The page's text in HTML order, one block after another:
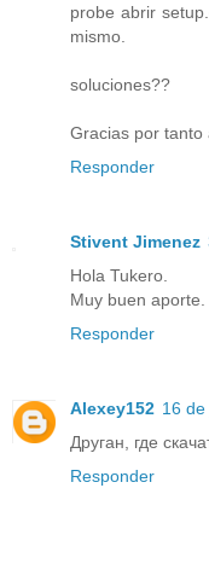
probe abrir
mismo.
soluciones??
Gracias por tanto
Responder
Stivent Jimenez
Hola Tukero.
Muy buen aporte.
Responder
Alexey152 16 de
Друган, где
Responder